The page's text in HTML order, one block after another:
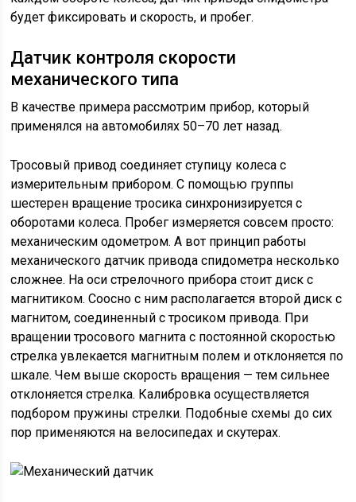
будет фиксировать и скорость, и пробег.
Датчик контроля скорости
механического типа
В качестве примера рассмотрим прибор, который
применялся на автомобилях 50–70 лет назад.
Тросовый привод соединяет ступицу колеса с
измерительным прибором. С помощью группы
шестерен вращение тросика синхронизируется с
оборотами колеса. Пробег измеряется совсем просто:
механическим одометром. А вот принцип работы
механического датчик привода спидометра несколько
сложнее. На оси стрелочного прибора стоит диск с
магнитиком. Соосно с ним располагается второй диск с
магнитом, соединенный с тросиком привода. При
вращении тросового магнита с постоянной скоростью
стрелка увлекается магнитным полем и отклоняется по
шкале. Чем выше скорость вращения — тем сильнее
отклоняется стрелка. Калибровка осуществляется
подбором пружины стрелки. Подобные схемы до сих
пор применяются на велосипедах и скутерах.